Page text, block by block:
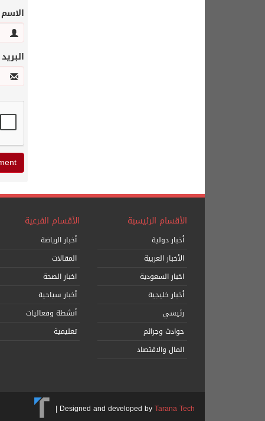
الأقسام الرئيسية
أخبار دولية
الأخبار العربية
اخبار السعودية
أخبار خليجية
رئيسي
حوادث وجرائم
المال والاقتصاد
الأقسام الفرعية
أخبار الرياضة
المقالات
اخبار الصحة
أخبار سياحية
أنشطة وفعاليات
تعليمية
Designed and developed byTarana Tech
|